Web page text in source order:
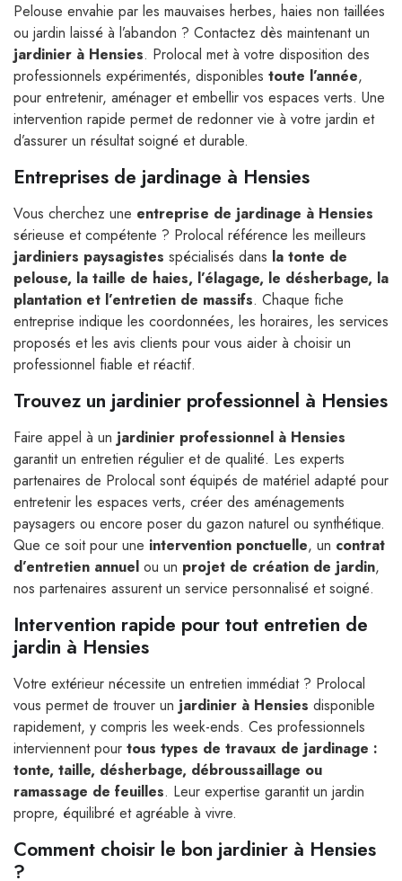
Pelouse envahie par les mauvaises herbes, haies non taillées
ou jardin laissé à l’abandon ? Contactez dès maintenant un
jardinier à Hensies. Prolocal met à votre disposition des
professionnels expérimentés, disponibles toute l’année,
pour entretenir, aménager et embellir vos espaces verts. Une
intervention rapide permet de redonner vie à votre jardin et
d’assurer un résultat soigné et durable.
Entreprises de jardinage à Hensies
Vous cherchez une entreprise de jardinage à Hensies
sérieuse et compétente ? Prolocal référence les meilleurs
jardiniers paysagistes spécialisés dans la tonte de
pelouse, la taille de haies, l’élagage, le désherbage, la
plantation et l’entretien de massifs. Chaque fiche
entreprise indique les coordonnées, les horaires, les services
proposés et les avis clients pour vous aider à choisir un
professionnel fiable et réactif.
Trouvez un jardinier professionnel à Hensies
Faire appel à un jardinier professionnel à Hensies
garantit un entretien régulier et de qualité. Les experts
partenaires de Prolocal sont équipés de matériel adapté pour
entretenir les espaces verts, créer des aménagements
paysagers ou encore poser du gazon naturel ou synthétique.
Que ce soit pour une intervention ponctuelle, un contrat
d’entretien annuel ou un projet de création de jardin,
nos partenaires assurent un service personnalisé et soigné.
Intervention rapide pour tout entretien de
jardin à Hensies
Votre extérieur nécessite un entretien immédiat ? Prolocal
vous permet de trouver un jardinier à Hensies disponible
rapidement, y compris les week-ends. Ces professionnels
interviennent pour tous types de travaux de jardinage :
tonte, taille, désherbage, débroussaillage ou
ramassage de feuilles. Leur expertise garantit un jardin
propre, équilibré et agréable à vivre.
Comment choisir le bon jardinier à Hensies
?